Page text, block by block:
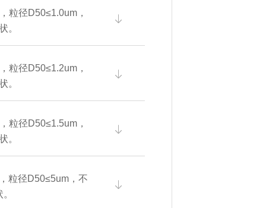
粒径D50≤1.0um，
。
粒径D50≤1.2um，
。
粒径D50≤1.5um，
。
粒径D50≤5um，不